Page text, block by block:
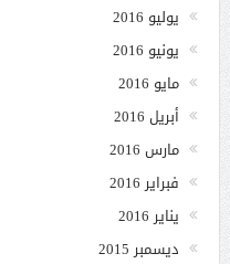
يوليو 2016
يونيو 2016
مايو 2016
أبريل 2016
مارس 2016
فبراير 2016
يناير 2016
ديسمبر 2015